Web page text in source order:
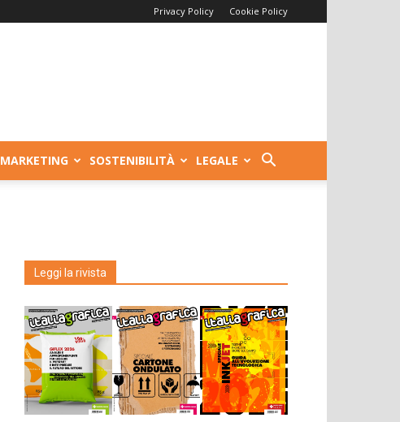
Privacy Policy Cookie Policy
MARKETING SOSTENIBILITÀ LEGALE
Leggi la rivista